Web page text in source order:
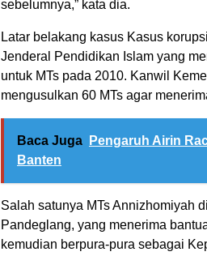
sebelumnya,” kata dia.
Latar belakang kasus Kasus
Jenderal Pendidikan Islam yang
untuk MTs pada 2010. Kanwil
mengusulkan 60 MTs agar
Baca Juga
Pengaruh Airin
Banten
Salah satunya MTs Annizhomiyah
Pandeglang, yang menerima
kemudian berpura-pura sebagai